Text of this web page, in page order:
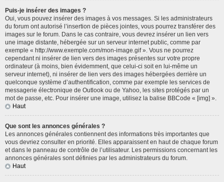
Puis-je insérer des images ?
Oui, vous pouvez insérer des images à vos messages. Si les administrateurs
du forum ont autorisé l’insertion de pièces jointes, vous pourrez transférer des
images sur le forum. Dans le cas contraire, vous devrez insérer un lien vers
une image distante, hébergée sur un serveur internet public, comme par
exemple « http://www.exemple.com/mon-image.gif ». Vous ne pourrez
cependant ni insérer de lien vers des images présentes sur votre propre
ordinateur (à moins, bien évidemment, que celui-ci soit en lui-même un
serveur internet), ni insérer de lien vers des images hébergées derrière un
quelconque système d’authentification, comme par exemple les services de
messagerie électronique de Outlook ou de Yahoo, les sites protégés par un
mot de passe, etc. Pour insérer une image, utilisez la balise BBCode « [img] ».
Haut
Que sont les annonces générales ?
Les annonces générales contiennent des informations très importantes que
vous devriez consulter en priorité. Elles apparaissent en haut de chaque forum
et dans le panneau de contrôle de l’utilisateur. Les permissions concernant les
annonces générales sont définies par les administrateurs du forum.
Haut